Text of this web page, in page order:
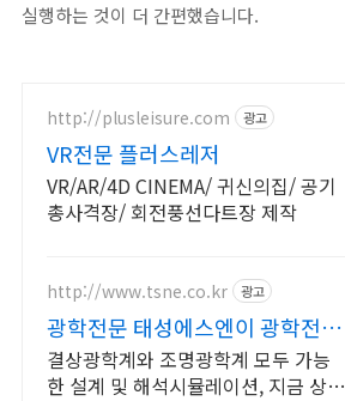
실행하는 것이 더 간편했습니다.
http://plusleisure.com 광고
VR전문 플러스레저
VR/AR/4D CINEMA/ 귀신의집/ 공기
총사격장/ 회전풍선다트장 제작
http://www.tsne.co.kr 광고
광학전문 태성에스엔이 광학전문
엔지니어의 밀착컨설팅
결상광학계와 조명광학계 모두 가능
한 설계 및 해석시뮬레이션, 지금 상담